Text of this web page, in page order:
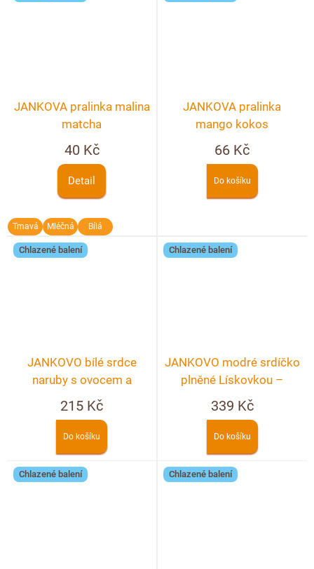
JANKOVA pralinka malina
matcha
40 Kč
Detail
Tmavá Mléčná Bílá
JANKOVA pralinka
mango kokos
66 Kč
Do košíku
Chlazené balení
JANKOVO bílé srdce
naruby s ovocem a
ořechy - 80g
215 Kč
Do košíku
Chlazené balení
JANKOVO modré srdíčko
plněné Lískovkou –
crunchy 90g
339 Kč
Do košíku
Chlazené balení Chlazené balení